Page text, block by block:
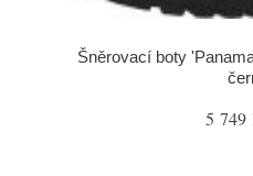
Šněrovací boty
5 749